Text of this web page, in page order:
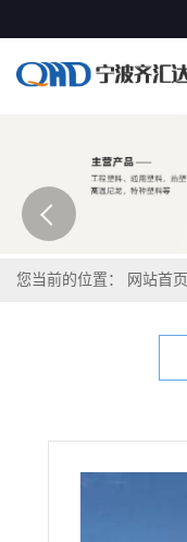
您当前的位置： 网站首页